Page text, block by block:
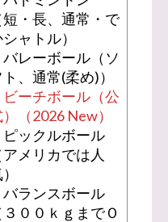
短・長、通常・で
ャトル）
バレーボール（ソ
ト、通常(柔め)）
ビーチボール（公
（2026 New）
ピックルボール
アメリカでは人
バランスボール
３００ｋｇまでＯ